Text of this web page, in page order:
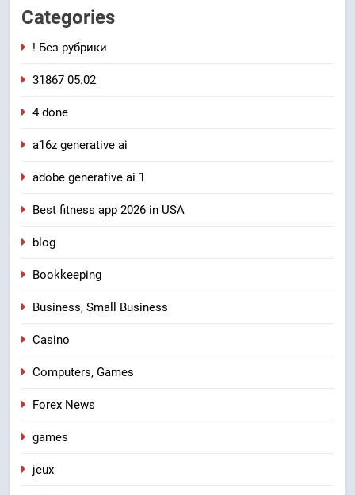
Categories
! Без рубрики
31867 05.02
4 done
a16z generative ai
adobe generative ai 1
Best fitness app 2026 in USA
blog
Bookkeeping
Business, Small Business
Casino
Computers, Games
Forex News
games
jeux